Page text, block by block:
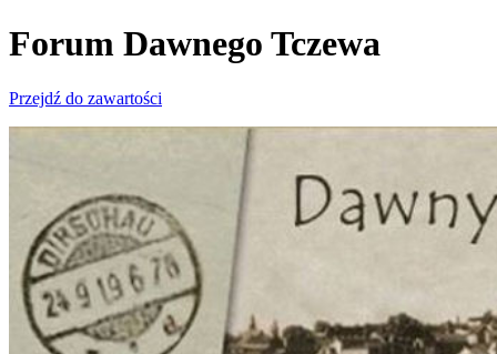
Forum Dawnego Tczewa
Przejdź do zawartości